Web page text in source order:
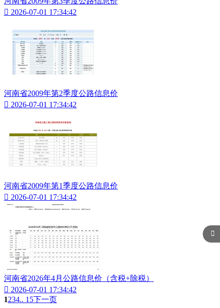
 2026-07-01 17:34:42
河南省2009年第2季度公路信息价
 2026-07-01 17:34:42
河南省2009年第1季度公路信息价
 2026-07-01 17:34:42
河南省2026年4月公路信息价（含税+除税）
 2026-07-01 17:34:42
1234.. 15下一页
